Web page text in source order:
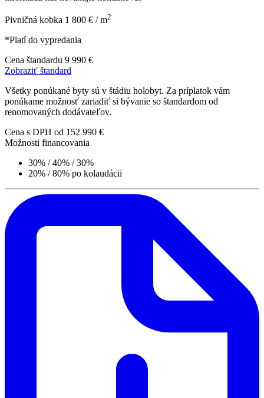
Pivničná kobka 1 800 € / m2
*Platí do vypredania
Cena štandardu 9 990 €
Zobraziť štandard
Všetky ponúkané byty sú v štádiu holobyt. Za príplatok vám
ponúkame možnosť zariadiť si bývanie so štandardom od
renomovaných dodávateľov.
Cena s DPH od 152 990 €
Možnosti financovania
30% / 40% / 30%
20% / 80% po kolaudácii